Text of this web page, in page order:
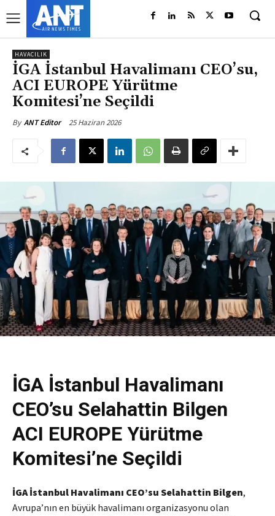
HAVACILIK
İGA İstanbul Havalimanı CEO’su,
ACI EUROPE Yürütme
Komitesi’ne Seçildi
By ANT Editor 25 Haziran 2026
İGA İstanbul Havalimanı
CEO’su Selahattin Bilgen
ACI EUROPE Yürütme
Komitesi’ne Seçildi
İGA İstanbul Havalimanı CEO’su Selahattin Bilgen,
Avrupa’nın en büyük havalimanı organizasyonu olan